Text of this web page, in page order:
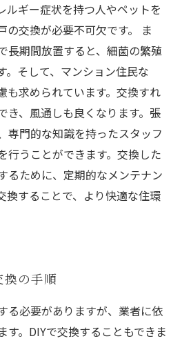
ルギー症状を持つ人やペットを
の交換が必要不可欠です。 ま
長期間放置すると、細菌の繁殖
。そして、マンション住民な
も求められています。交換すれ
き、風通しも良くなります。張
専門的な知識を持ったスタッフ
行うことができます。交換した
るために、定期的なメンテナン
換することで、より快適な住環
の手順
る必要がありますが、業者に依
す。DIYで交換することもできま